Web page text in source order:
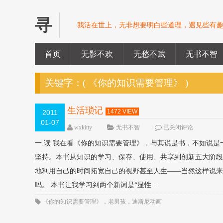
寻 我活在世上，无非想要明白些道理，遇见些有
首页 无影不欢 无愁不赋 无书不智
关键字：( 《你的知识需要管理》 )
2011
01-07
生活琐记 1472 VIEW
wxkitty 无书不智 已关闭评论
一.读 我在看《你的知识需要管理》，与其说是书，不如说
坚持。本书从知识的学习、保存、使用、共享到创新五大阶
地利用自己的时间拓宽自己的视野甚至人生——当然这样说
吗。 本书让我学习到两个新词是“显性....
《你的知识需要管理》 ，老男孩 ，迪斯尼动画